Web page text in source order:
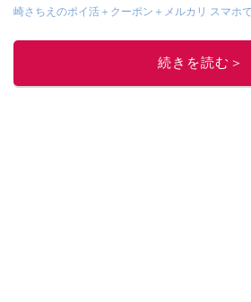
崎さちえのポイ活＋クーポン＋メルカリ スマホ
的に稼ぐ！』（翔泳社刊）
■経歴：2003年、夫が子育てをするために、突
続きを読む＞